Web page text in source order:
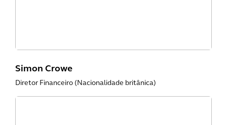
Simon Crowe
Diretor Financeiro (Nacionalidade britânica)